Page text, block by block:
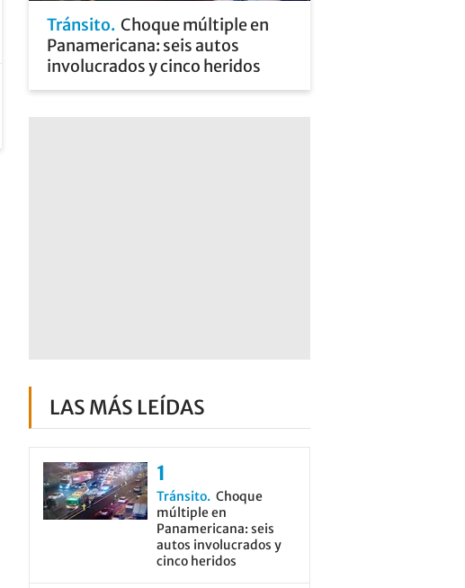
Tránsito Choque múltiple en
Panamericana: seis autos
involucrados y cinco heridos
LAS MÁS LEÍDAS
Tránsito Choque
múltiple en
Panamericana: seis
autos involucrados y
cinco heridos